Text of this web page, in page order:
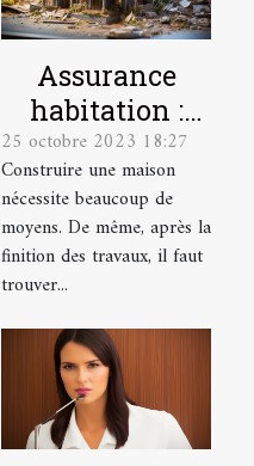
Assurance
habitation :
quelles sont les
garanties ?
25 octobre 2023 18:27
Construire une maison
nécessite beaucoup de
moyens. De même, après la
finition des travaux, il faut
trouver...